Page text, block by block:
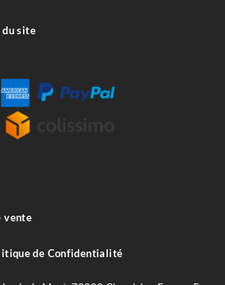
du site
vente
de Confidentialité